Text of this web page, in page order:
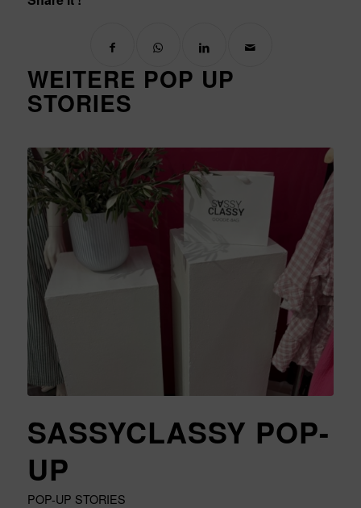
WEITERE POP UP
STORIES
SASSYCLASSY POP-
UP
POP-UP STORIES